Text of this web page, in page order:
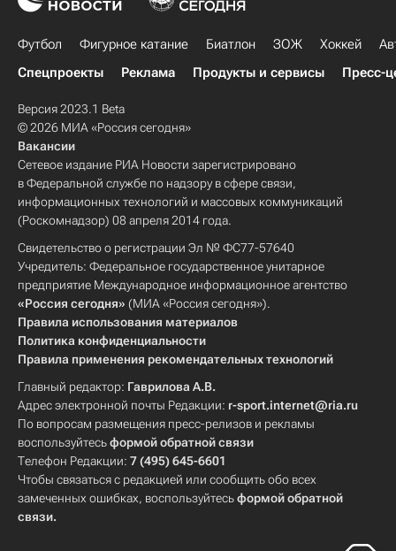
Футбол Фигурное катание Биатлон ЗОЖ Хоккей
Спецпроекты
Реклама Продукты и сервисы Пресс-
Версия 2023.1 Beta
© 2026 МИА «Россия сегодня»
Вакансии
Сетевое издание РИА Новости зарегистрировано
в Федеральной службе по надзору в сфере связи,
информационных технологий и массовых коммуникаций
(Роскомнадзор) 08 апреля 2014 года.
Свидетельство о регистрации Эл № ФС77-57640
Учредитель: Федеральное государственное унитарное
предприятие Международное информационное агентство
«Россия сегодня» (МИА «Россия сегодня»).
Правила использования материалов
Политика конфиденциальности
Правила применения рекомендательных технологий
Главный редактор: Гаврилова А.В.
Адрес электронной почты Редакции: r-sport.internet@ria.ru
По вопросам размещения пресс-релизов и рекламы
воспользуйтесьформой обратной связи
Телефон Редакции: 7 (495) 645-6601
Чтобы связаться с редакцией или сообщить обо всех
замеченных ошибках, воспользуйтесьформой обратной
связи.